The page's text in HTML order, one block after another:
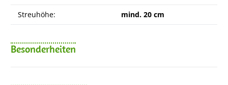
Streuhöhe: mind. 20 cm
Besonderheiten